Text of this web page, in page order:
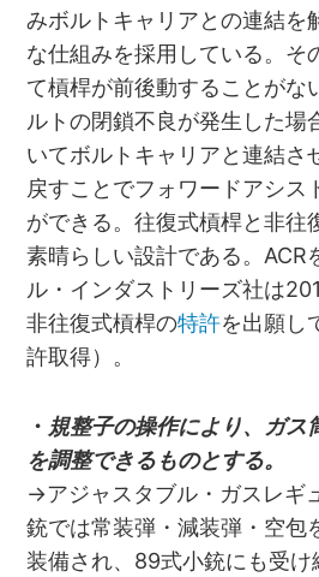
みボルトキャリアとの連結を
な仕組みを採用している。そ
て槓桿が前後動することがな
ルトの閉鎖不良が発生した場
いてボルトキャリアと連結さ
戻すことでフォワードアシス
ができる。往復式槓桿と非往
素晴らしい設計である。ACR
ル・インダストリーズ社は
非往復式槓桿の特許を出願し
許取得）。
・ 規整子の操作により、ガス
を調整できるものとする。
→アジャスタブル・ガスレギ
銃では常装弾・減装弾・空包
装備され、89式小銃にも受け